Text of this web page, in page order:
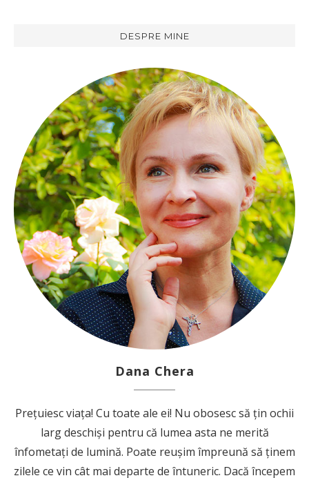
DESPRE MINE
Dana Chera
Prețuiesc viața! Cu toate ale ei! Nu obosesc să țin ochii
larg deschiși pentru că lumea asta ne merită
înfometați de lumină. Poate reușim împreună să ținem
zilele ce vin cât mai departe de întuneric. Dacă începem